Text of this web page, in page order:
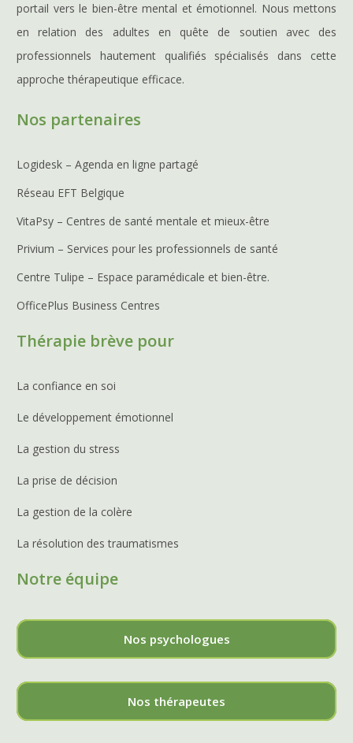
portail vers le bien-être mental et émotionnel. Nous mettons
en relation des adultes en quête de soutien avec des
professionnels hautement qualifiés spécialisés dans cette
approche thérapeutique efficace.
Nos partenaires
Logidesk – Agenda en ligne partagé
Réseau EFT Belgique
VitaPsy – Centres de santé mentale et mieux-être
Privium – Services pour les professionnels de santé
Centre Tulipe – Espace paramédicale et bien-être.
OfficePlus Business Centres
Thérapie brève pour
La confiance en soi
Le développement émotionnel
La gestion du stress
La prise de décision
La gestion de la colère
La résolution des traumatismes
Notre équipe
Nos psychologues
Nos thérapeutes